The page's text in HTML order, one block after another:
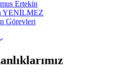
Ertekin
YENİLMEZ
Görevleri